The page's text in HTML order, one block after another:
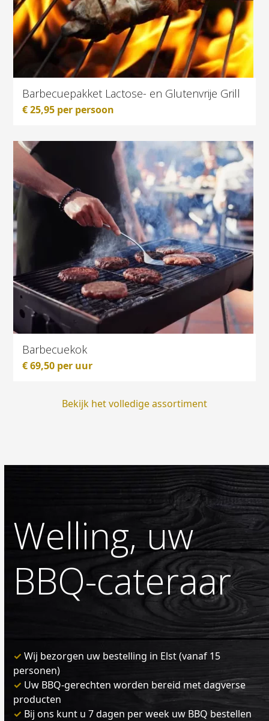
Barbecuepakket Lactose- en Glutenvrije Grill
€25,95 per persoon
Barbecuekok
€69,50 per uur
Bekijk het volledige assortiment
Welling, uw
BBQ-cateraar
✓ Wij bezorgen uw bestelling in Elst (vanaf 15
personen)
✓ Uw BBQ-gerechten worden bereid met dagverse
producten
✓ Bij ons kunt u 7 dagen per week uw BBQ bestellen